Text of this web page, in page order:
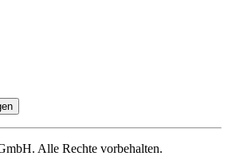
Alle Rech­te vor­be­hal­ten.